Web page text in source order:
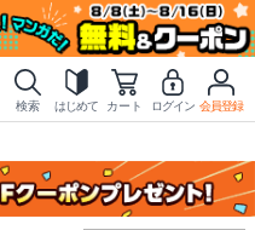
検索 はじめて カート ログイン 会員登録